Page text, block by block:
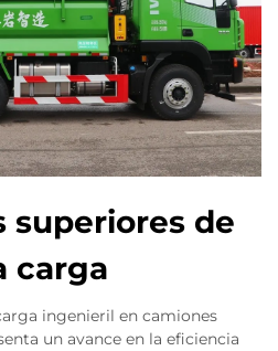
superiores de
carga
ingenieril en camiones
un avance en la eficiencia